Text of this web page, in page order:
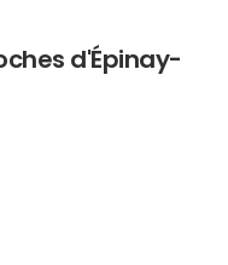
d'Épinay-